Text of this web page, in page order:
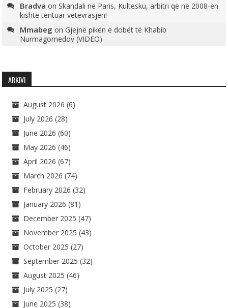
Bradva onSkandali në Paris, Kultesku, arbitri që në 2008-ën
kishte tentuar vetëvrasjen!
Mmabeg onGjejnë pikën e dobët të Khabib
Nurmagomedov (VIDEO)
ARKIVI
August 2026 (6)
July 2026 (28)
June 2026 (60)
May 2026 (46)
April 2026 (67)
March 2026 (74)
February 2026 (32)
January 2026 (81)
December 2025 (47)
November 2025 (43)
October 2025 (27)
September 2025 (32)
August 2025 (46)
July 2025 (27)
June 2025 (38)